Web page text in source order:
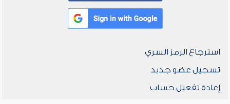
استرجاع الرمز السري
تسجيل عضو جديد
إعادة تفعيل حساب